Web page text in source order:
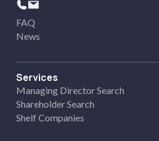
FAQ
News
Services
Managing Director Search
Shareholder Search
Shelf Companies